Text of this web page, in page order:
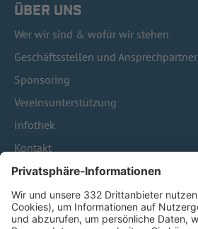
ÜBER UNS
Wer wir sind & wofür wir stehen
Geschäftsstellen und Ansprechpartner
Sponsoring
Vereinsunterstützung
Infothek
Kontakt
HÄUFIG BESUCHTE SEITEN
Pässe und Vereinswechsel